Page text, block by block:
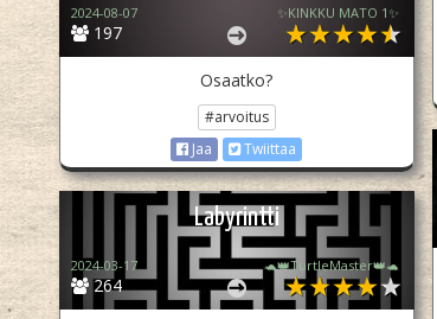
197
2024-08-07 ✨KINKKU MATO 1✨
Osaatko?
#arvoitus
Jaa
Twiittaa
Labyrintti
264
2024-03-17 🐢👑TurtleMaster👑🐢